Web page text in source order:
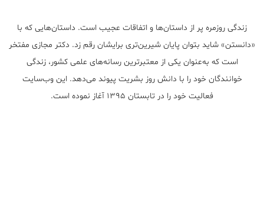
زندگی روزمره پر از داستان‌ها و اتفاقات عجیب است. داستان‌هایی که با
«دانستن» شاید بتوان پایان شیرین‌تری برایشان رقم زد. دکتر مجازی مفتخر
است که به‌عنوان یکی از معتبر‌ترین رسانه‌های علمی کشور، زندگی
خوانندگان خود را با دانش روز بشریت پیوند می‌دهد. این وب‌سایت
فعالیت خود را در تابستان ۱۳۹۵ آغاز نموده است.